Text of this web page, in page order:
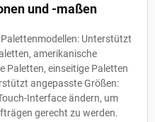
und -maßen
Unterstützt
amerikanische
Paletten, einseitige Paletten
angepasste Größen:
Interface ändern, um
gerecht zu werden.